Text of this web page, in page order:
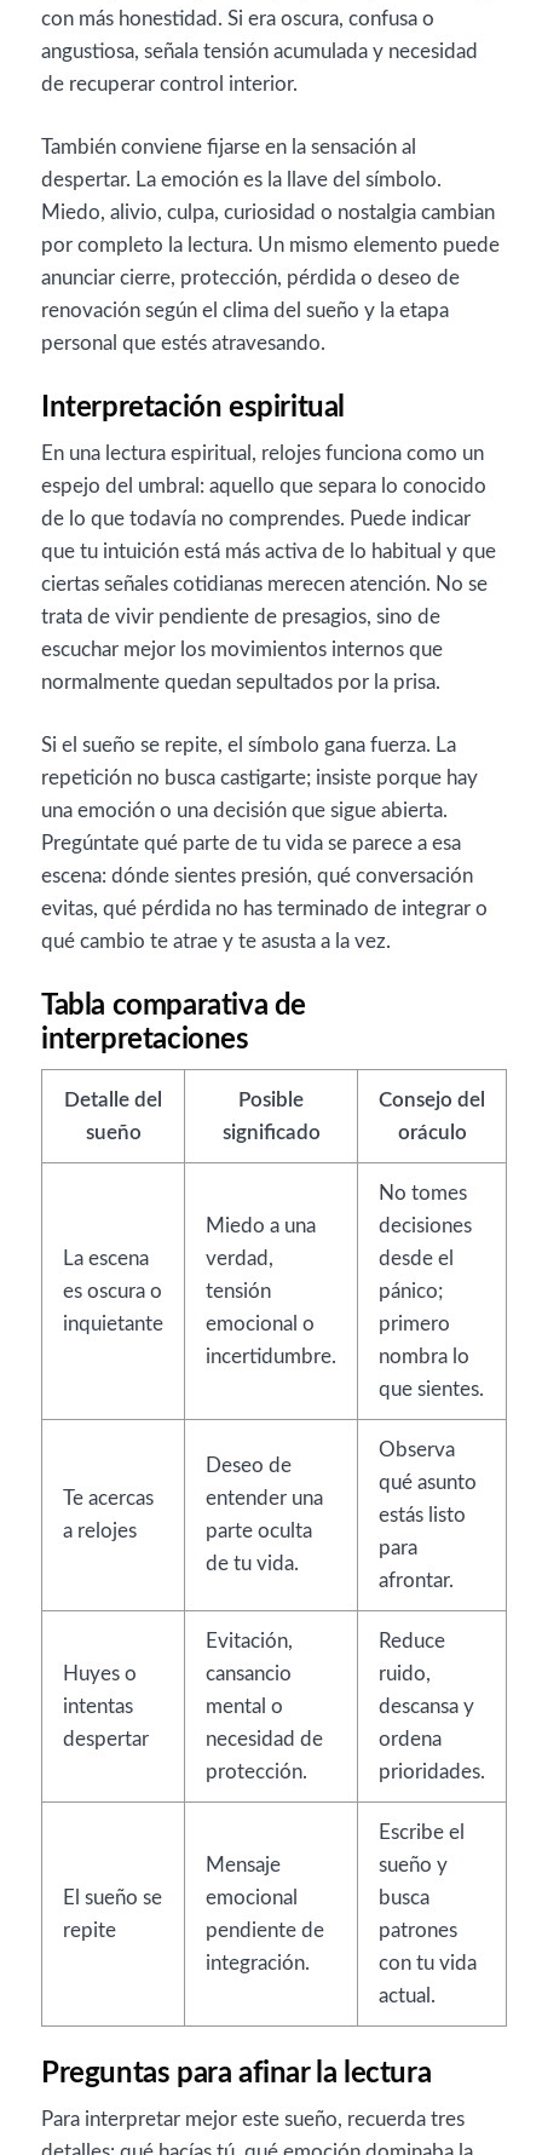
con más honestidad. Si era oscura, confusa o
angustiosa, señala tensión acumulada y necesidad
de recuperar control interior.
También conviene fijarse en la sensación al
despertar. La emoción es la llave del símbolo.
Miedo, alivio, culpa, curiosidad o nostalgia cambian
por completo la lectura. Un mismo elemento puede
anunciar cierre, protección, pérdida o deseo de
renovación según el clima del sueño y la etapa
personal que estés atravesando.
Interpretación espiritual
En una lectura espiritual, relojes funciona como un
espejo del umbral: aquello que separa lo conocido
de lo que todavía no comprendes. Puede indicar
que tu intuición está más activa de lo habitual y que
ciertas señales cotidianas merecen atención. No se
trata de vivir pendiente de presagios, sino de
escuchar mejor los movimientos internos que
normalmente quedan sepultados por la prisa.
Si el sueño se repite, el símbolo gana fuerza. La
repetición no busca castigarte; insiste porque hay
una emoción o una decisión que sigue abierta.
Pregúntate qué parte de tu vida se parece a esa
escena: dónde sientes presión, qué conversación
evitas, qué pérdida no has terminado de integrar o
qué cambio te atrae y te asusta a la vez.
Tabla comparativa de
interpretaciones
Detalle del
sueño
Posible
significado
Consejo del
oráculo
La escena
es oscura o
inquietante
Miedo a una
verdad,
tensión
emocional o
incertidumbre.
No tomes
decisiones
desde el
pánico;
primero
nombra lo
que sientes.
Te acercas
a relojes
Deseo de
entender una
parte oculta
de tu vida.
Observa
qué asunto
estás listo
para
afrontar.
Huyes o
intentas
despertar
Evitación,
cansancio
mental o
necesidad de
protección.
Reduce
ruido,
descansa y
ordena
prioridades.
El sueño se
repite
Mensaje
emocional
pendiente de
integración.
Escribe el
sueño y
busca
patrones
con tu vida
actual.
Preguntas para afinar la lectura
Para interpretar mejor este sueño, recuerda tres